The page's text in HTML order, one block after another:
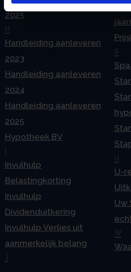
2025
H
Handleiding aanleveren
2023
Handleiding aanleveren
2024
Handleiding aanleveren
2025
Hypotheek BV
Invulhulp
Belastingkorting
Invulhulp
Dividenduitkering
Invulhulp Verlies uit
aanmerkelijk belang
S
U
U-
Uw
W